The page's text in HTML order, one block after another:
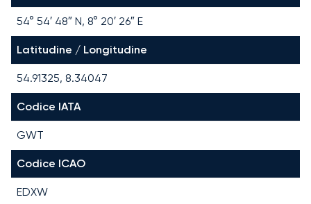
54° 54′ 48″ N, 8° 20′ 26″ E
Latitudine / Longitudine
54.91325, 8.34047
Codice IATA
GWT
Codice ICAO
EDXW